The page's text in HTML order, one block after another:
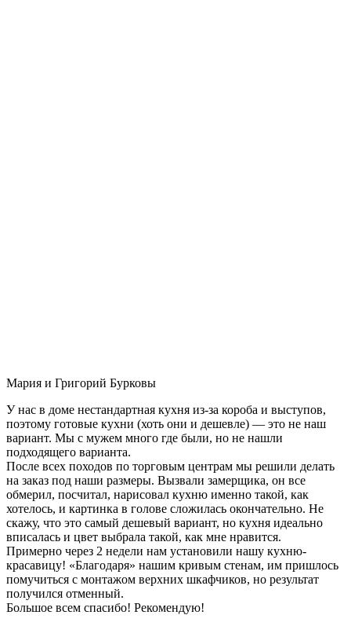
Мария и Григорий Бурковы
У нас в доме нестандартная кухня из-за короба и выступов,
поэтому готовые кухни (хоть они и дешевле) — это не наш
вариант. Мы с мужем много где были, но не нашли
подходящего варианта.
После всех походов по торговым центрам мы решили делать
на заказ под наши размеры. Вызвали замерщика, он все
обмерил, посчитал, нарисовал кухню именно такой, как
хотелось, и картинка в голове сложилась окончательно. Не
скажу, что это самый дешевый вариант, но кухня идеально
вписалась и цвет выбрала такой, как мне нравится.
Примерно через 2 недели нам установили нашу кухню-
красавицу! «Благодаря» нашим кривым стенам, им пришлось
помучиться с монтажом верхних шкафчиков, но результат
получился отменный.
Большое всем спасибо! Рекомендую!